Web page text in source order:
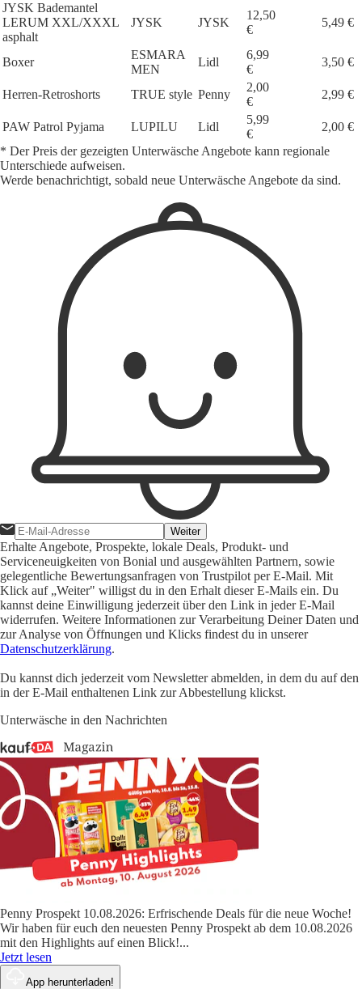
JYSK Bademantel
LERUM XXL/XXXL
asphalt
JYSK JYSK
12,50
€
5,49 €
Boxer
ESMARA
MEN
Lidl
6,99
€
3,50 €
Herren-Retroshorts TRUE style Penny
2,00
€
2,99 €
PAW Patrol Pyjama LUPILU Lidl
5,99
€
2,00 €
* Der Preis der gezeigten Unterwäsche Angebote kann regionale
Unterschiede aufweisen.
Werde benachrichtigt, sobald neue Unterwäsche Angebote da sind.
Weiter
Erhalte Angebote, Prospekte, lokale Deals, Produkt- und
Serviceneuigkeiten von Bonial und ausgewählten Partnern, sowie
gelegentliche Bewertungsanfragen von Trustpilot per E-Mail. Mit
Klick auf „Weiter" willigst du in den Erhalt dieser E-Mails ein. Du
kannst deine Einwilligung jederzeit über den Link in jeder E-Mail
widerrufen. Weitere Informationen zur Verarbeitung Deiner Daten und
zur Analyse von Öffnungen und Klicks findest du in unserer
Datenschutzerklärung.
Du kannst dich jederzeit vom Newsletter abmelden, in dem du auf den
in der E-Mail enthaltenen Link zur Abbestellung klickst.
Unterwäsche in den Nachrichten
Penny Prospekt 10.08.2026: Erfrischende Deals für die neue Woche!
Wir haben für euch den neuesten Penny Prospekt ab dem 10.08.2026
mit den Highlights auf einen Blick!...
Jetzt lesen
App herunterladen!